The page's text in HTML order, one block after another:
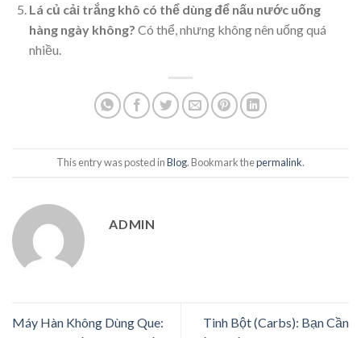
Lá củ cải trắng khô có thể dùng để nấu nước uống
hàng ngày không? Có thể, nhưng không nên uống quá
nhiều.
This entry was posted inBlog. Bookmark thepermalink.
ADMIN
Máy Hàn Không Dùng Que:
Tinh Bột (Carbs): Bạn Cần